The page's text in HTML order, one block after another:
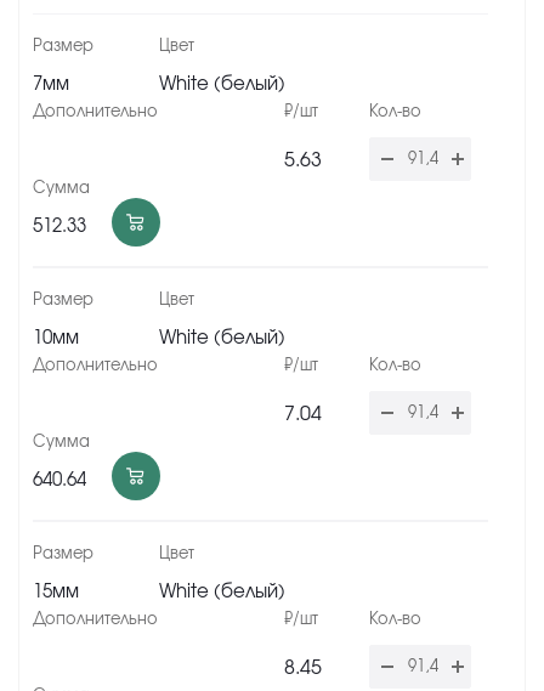
7мм White (белый)
5.63
512.33
10мм White (белый)
7.04
640.64
15мм White (белый)
8.45